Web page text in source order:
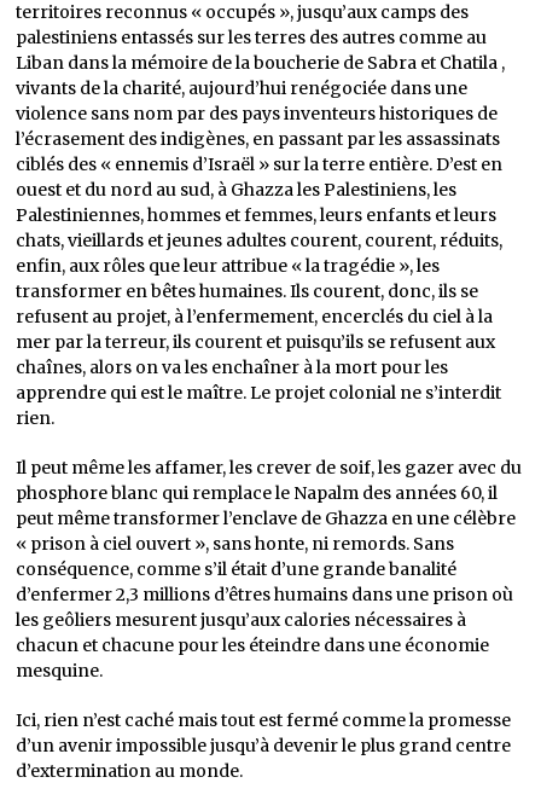
territoires reconnus « occupés », jusqu’aux camps des
palestiniens entassés sur les terres des autres comme au
Liban dans la mémoire de la boucherie de Sabra et Chatila ,
vivants de la charité, aujourd’hui renégociée dans une
violence sans nom par des pays inventeurs historiques de
l’écrasement des indigènes, en passant par les assassinats
ciblés des « ennemis d’Israël » sur la terre entière. D’est en
ouest et du nord au sud, à Ghazza les Palestiniens, les
Palestiniennes, hommes et femmes, leurs enfants et leurs
chats, vieillards et jeunes adultes courent, courent, réduits,
enfin, aux rôles que leur attribue « la tragédie », les
transformer en bêtes humaines. Ils courent, donc, ils se
refusent au projet, à l’enfermement, encerclés du ciel à la
mer par la terreur, ils courent et puisqu’ils se refusent aux
chaînes, alors on va les enchaîner à la mort pour les
apprendre qui est le maître. Le projet colonial ne s’interdit
rien.
Il peut même les affamer, les crever de soif, les gazer avec du
phosphore blanc qui remplace le Napalm des années 60, il
peut même transformer l’enclave de Ghazza en une célèbre
« prison à ciel ouvert », sans honte, ni remords. Sans
conséquence, comme s’il était d’une grande banalité
d’enfermer 2,3 millions d’êtres humains dans une prison où
les geôliers mesurent jusqu’aux calories nécessaires à
chacun et chacune pour les éteindre dans une économie
mesquine.
Ici, rien n’est caché mais tout est fermé comme la promesse
d’un avenir impossible jusqu’à devenir le plus grand centre
d’extermination au monde.